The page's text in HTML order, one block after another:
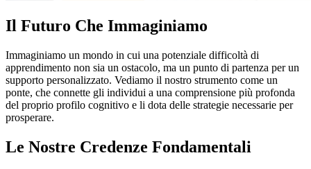
Il Futuro Che Immaginiamo
Immaginiamo un mondo in cui una potenziale difficoltà di
apprendimento non sia un ostacolo, ma un punto di partenza per un
supporto personalizzato. Vediamo il nostro strumento come un
ponte, che connette gli individui a una comprensione più profonda
del proprio profilo cognitivo e li dota delle strategie necessarie per
prosperare.
Le Nostre Credenze Fondamentali